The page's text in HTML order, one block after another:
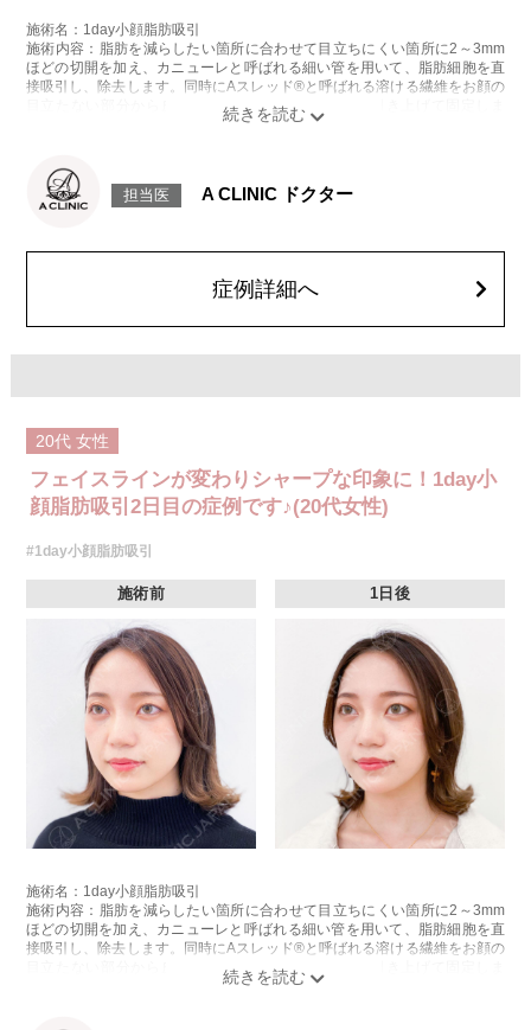
施術名：1day小顔脂肪吸引
施術内容：脂肪を減らしたい箇所に合わせて目立ちにくい箇所に2～3mm
ほどの切開を加え、カニューレと呼ばれる細い管を用いて、脂肪細胞を直
接吸引し、除去します。同時にAスレッド®と呼ばれる溶ける繊維をお顔の
目立たない部分から皮下へ挿入し、皮膚を内側から引き上げて固定しま
感などが術後一時的に生じることがございます。また、稀に貧血、細菌感
染症、左右差、施術箇所の知覚鈍麻、ぼこつき、硬結、瘢痕化、色素沈
顔の脂肪吸引箇所の追加 1ヶ所ごと+162,800円(税込)
オプション：笑気麻酔 3,300円(税込)
担当医 A CLINIC ドクター
症例詳細へ
20代 女性
フェイスラインが変わりシャープな印象に！1day小
顔脂肪吸引2日目の症例です♪(20代女性)
#1day小顔脂肪吸引
施術前 1日後
施術名：1day小顔脂肪吸引
施術内容：脂肪を減らしたい箇所に合わせて目立ちにくい箇所に2～3mm
ほどの切開を加え、カニューレと呼ばれる細い管を用いて、脂肪細胞を直
接吸引し、除去します。同時にAスレッド®と呼ばれる溶ける繊維をお顔の
目立たない部分から皮下へ挿入し、皮膚を内側から引き上げて固定しま